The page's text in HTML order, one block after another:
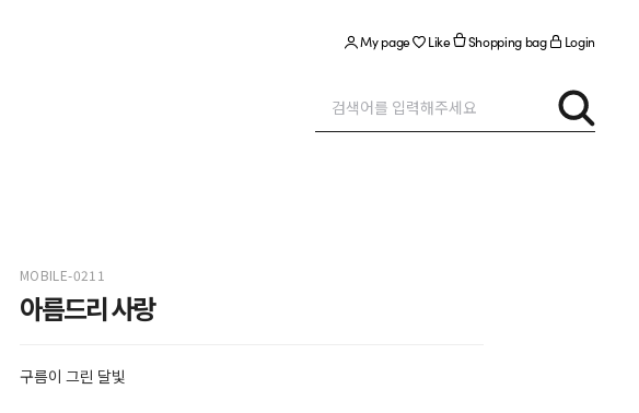
My page Like Shopping bag Login
MOBILE-0211
아름드리 사랑
구름이 그린 달빛